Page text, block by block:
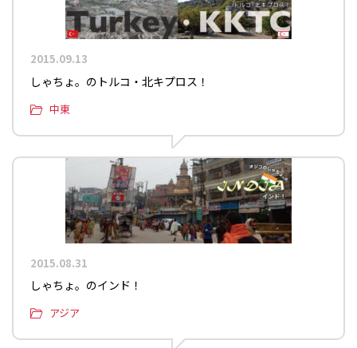
2015.09.13
しゃちょ。のトルコ・北キプロス！
中東
2015.08.31
しゃちょ。のインド！
アジア